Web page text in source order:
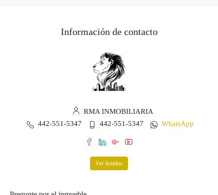
Información de contacto
RMA INMOBILIARIA
442-551-5347
442-551-5347 WhatsApp
Ver listados